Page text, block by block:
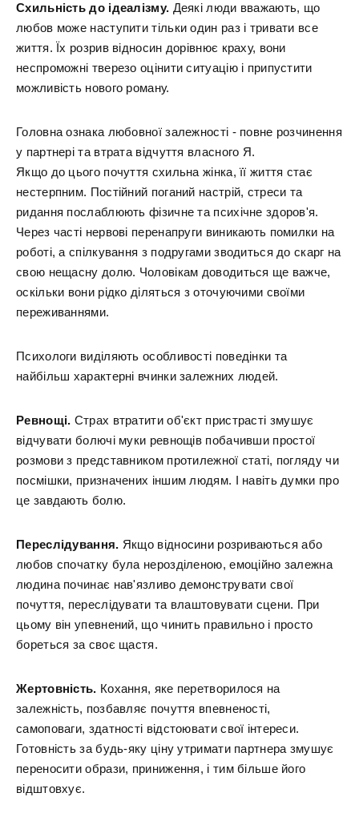
Схильність до ідеалізму. Деякі люди вважають, що
любов може наступити тільки один раз і тривати все
життя. Їх розрив відносин дорівнює краху, вони
неспроможні тверезо оцінити ситуацію і припустити
можливість нового роману.
Головна ознака любовної залежності - повне розчинення
у партнері та втрата відчуття власного Я.
Якщо до цього почуття схильна жінка, її життя стає
нестерпним. Постійний поганий настрій, стреси та
ридання послаблюють фізичне та психічне здоров'я.
Через часті нервові перенапруги виникають помилки на
роботі, а спілкування з подругами зводиться до скарг на
свою нещасну долю. Чоловікам доводиться ще важче,
оскільки вони рідко діляться з оточуючими своїми
переживаннями.
Психологи виділяють особливості поведінки та
найбільш характерні вчинки залежних людей.
Ревнощі. Страх втратити об'єкт пристрасті змушує
відчувати болючі муки ревнощів побачивши простої
розмови з представником протилежної статі, погляду чи
посмішки, призначених іншим людям. І навіть думки про
це завдають болю.
Переслідування. Якщо відносини розриваються або
любов спочатку була нерозділеною, емоційно залежна
людина починає нав'язливо демонструвати свої
почуття, переслідувати та влаштовувати сцени. При
цьому він упевнений, що чинить правильно і просто
бореться за своє щастя.
Жертовність. Кохання, яке перетворилося на
залежність, позбавляє почуття впевненості,
самоповаги, здатності відстоювати свої інтереси.
Готовність за будь-яку ціну утримати партнера змушує
переносити образи, приниження, і тим більше його
відштовхує.